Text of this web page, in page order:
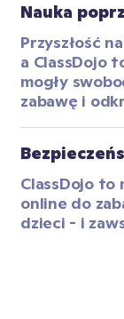
Nauka
Przyszłość
a ClassDojo
mogły
zabawę i
ClassDojo to
online do
dzieci - i